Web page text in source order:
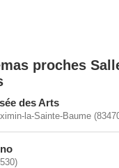
proches
des Arts
la-Sainte-Baume